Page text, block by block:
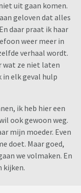
dat ik
weg te duwen. En
zal blijven zitten.
heb ik ook de hoop
dat we wat meer
begrip voor
een
Dat doet pijn
deze vakantie
aan moet. Ik heb
streep onder te
Normaal te
uit gaan komen.
geloven dat alles
daar praat ik haar
weer meer in
verhaal wordt.
wat ze niet laten
in elk geval hulp
ik heb hier een
ook gewoon weg.
mijn moeder. Even
doet. Maar goed,
we volmaken. En
kijken.